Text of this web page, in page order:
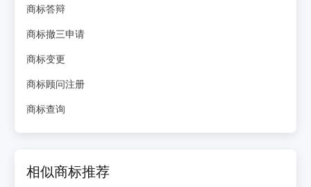
商标答辩
商标撤三申请
商标变更
商标顾问注册
商标查询
相似商标推荐